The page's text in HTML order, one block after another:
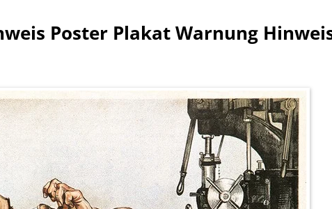
Poster Plakat Warnung